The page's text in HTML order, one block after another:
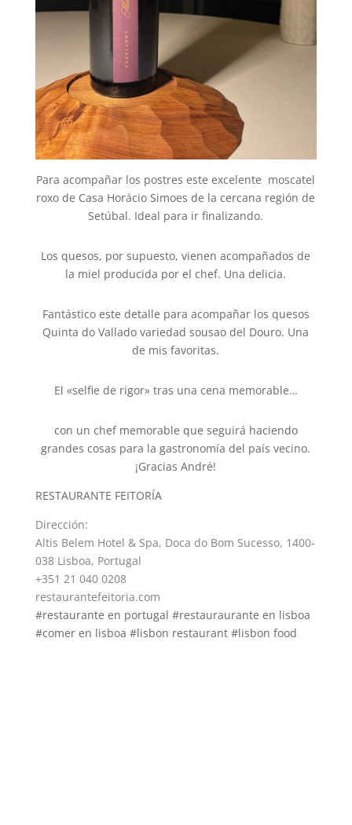
Para acompañar los postres este excelente moscatel
roxo de Casa Horácio Simoes de la cercana región de
Setúbal. Ideal para ir finalizando.
Los quesos, por supuesto, vienen acompañados de
la miel producida por el chef. Una delicia.
Fantástico este detalle para acompañar los quesos
Quinta do Vallado variedad sousao del Douro. Una
de mis favoritas.
El «selfie de rigor» tras una cena memorable…
con un chef memorable que seguirá haciendo
grandes cosas para la gastronomía del país vecino.
¡Gracias André!
RESTAURANTE FEITORÍA
Dirección:
Altis Belem Hotel & Spa, Doca do Bom Sucesso, 1400-
038 Lisboa, Portugal
+351 21 040 0208
restaurantefeitoria.com
#restaurante en portugal #restauraurante en lisboa
#comer en lisboa #lisbon restaurant #lisbon food